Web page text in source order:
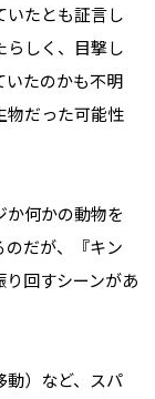
いたとも証言し
らしく、目撃し
いたのかも不明
物だった可能性
何かの動物を
のだが、『キン
回すシーンがあ
）など、スパ